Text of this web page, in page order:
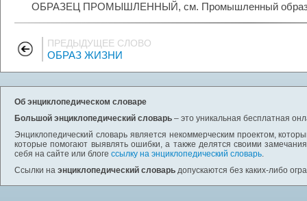
ОБРАЗЕЦ ПРОМЫШЛЕННЫЙ, см. Промышленный
ПРЕДЫДУЩЕЕ СЛОВО
ОБРАЗ ЖИЗНИ
Об энциклопедическом словаре
Большой энциклопедический словарь – это уникальная бесплатная
Энциклопедический словарь является некоммерческим проектом,
которые помогают выявлять ошибки, а также делятся своими
себя на сайте или блоге ссылку на энциклопедический словарь.
Ссылки на энциклопедический словарь допускаются без каких-либо